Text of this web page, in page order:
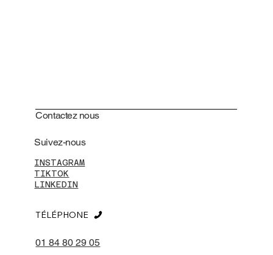
Contactez nous
INSTAGRAM
TIKTOK
LINKEDIN
Suivez-nous
01 84 80 29 05
TÉLÉPHONE